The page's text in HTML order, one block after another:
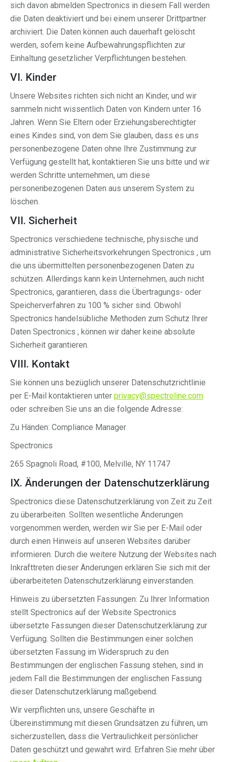
sich davon abmelden Spectronics in diesem Fall werden
die Daten deaktiviert und bei einem unserer Drittpartner
archiviert. Die Daten können auch dauerhaft gelöscht
werden, sofern keine Aufbewahrungspflichten zur
Einhaltung gesetzlicher Verpflichtungen bestehen.
VI. Kinder
Unsere Websites richten sich nicht an Kinder, und wir
sammeln nicht wissentlich Daten von Kindern unter 16
Jahren. Wenn Sie Eltern oder Erziehungsberechtigter
eines Kindes sind, von dem Sie glauben, dass es uns
personenbezogene Daten ohne Ihre Zustimmung zur
Verfügung gestellt hat, kontaktieren Sie uns bitte und wir
werden Schritte unternehmen, um diese
personenbezogenen Daten aus unserem System zu
löschen.
VII. Sicherheit
Spectronics verschiedene technische, physische und
administrative Sicherheitsvorkehrungen Spectronics , um
die uns übermittelten personenbezogenen Daten zu
schützen. Allerdings kann kein Unternehmen, auch nicht
Spectronics, garantieren, dass die Übertragungs- oder
Speicherverfahren zu 100 % sicher sind. Obwohl
Spectronics handelsübliche Methoden zum Schutz Ihrer
Daten Spectronics , können wir daher keine absolute
Sicherheit garantieren.
VIII. Kontakt
Sie können uns bezüglich unserer Datenschutzrichtlinie
per E-Mail kontaktieren unter privacy@spectroline.com
oder schreiben Sie uns an die folgende Adresse:
Zu Händen: Compliance Manager
Spectronics
265 Spagnoli Road, #100, Melville, NY 11747
IX. Änderungen der Datenschutzerklärung
Spectronics diese Datenschutzerklärung von Zeit zu Zeit
zu überarbeiten. Sollten wesentliche Änderungen
vorgenommen werden, werden wir Sie per E-Mail oder
durch einen Hinweis auf unseren Websites darüber
informieren. Durch die weitere Nutzung der Websites nach
Inkrafttreten dieser Änderungen erklären Sie sich mit der
überarbeiteten Datenschutzerklärung einverstanden.
Hinweis zu übersetzten Fassungen: Zu Ihrer Information
stellt Spectronics auf der Website Spectronics
übersetzte Fassungen dieser Datenschutzerklärung zur
Verfügung. Sollten die Bestimmungen einer solchen
übersetzten Fassung im Widerspruch zu den
Bestimmungen der englischen Fassung stehen, sind in
jedem Fall die Bestimmungen der englischen Fassung
dieser Datenschutzerklärung maßgebend.
Wir verpflichten uns, unsere Geschäfte in
Übereinstimmung mit diesen Grundsätzen zu führen, um
sicherzustellen, dass die Vertraulichkeit persönlicher
Daten geschützt und gewahrt wird. Erfahren Sie mehr über